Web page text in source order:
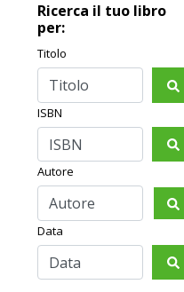
Ricerca il tuo libro
per:
Titolo
ISBN
Autore
Data